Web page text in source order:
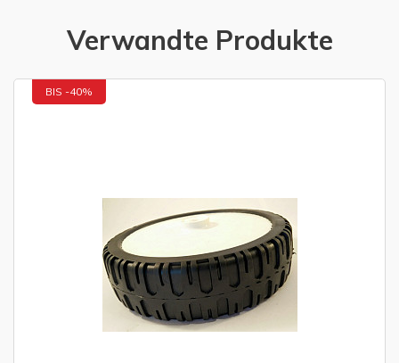
Verwandte Produkte
BIS -40%